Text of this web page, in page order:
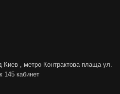
Киев , метро Контрактова плаща ул.
145 кабинет